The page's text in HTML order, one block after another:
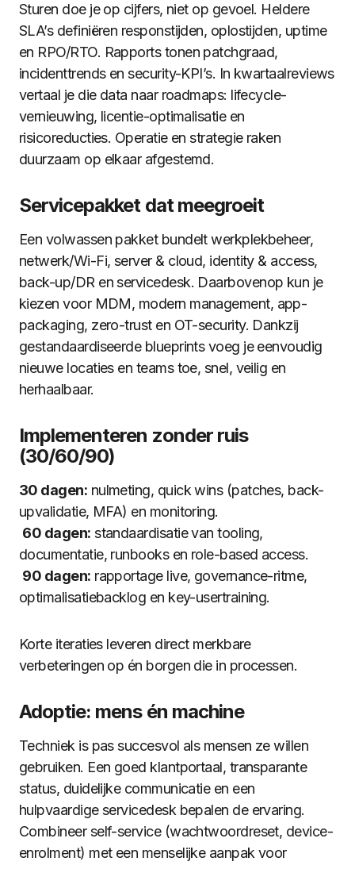
Sturen doe je op cijfers, niet op gevoel. Heldere
SLA’s definiëren responstijden, oplostijden, uptime
en RPO/RTO. Rapports tonen patchgraad,
incidenttrends en security-KPI’s. In kwartaalreviews
vertaal je die data naar roadmaps: lifecycle-
vernieuwing, licentie-optimalisatie en
risicoreducties. Operatie en strategie raken
duurzaam op elkaar afgestemd.
Servicepakket dat meegroeit
Een volwassen pakket bundelt werkplekbeheer,
netwerk/Wi-Fi, server & cloud, identity & access,
back-up/DR en servicedesk. Daarbovenop kun je
kiezen voor MDM, modern management, app-
packaging, zero-trust en OT-security. Dankzij
gestandaardiseerde blueprints voeg je eenvoudig
nieuwe locaties en teams toe, snel, veilig en
herhaalbaar.
Implementeren zonder ruis
(30/60/90)
30 dagen: nulmeting, quick wins (patches, back-
upvalidatie, MFA) en monitoring.
60 dagen: standaardisatie van tooling,
documentatie, runbooks en role-based access.
90 dagen: rapportage live, governance-ritme,
optimalisatiebacklog en key-usertraining.
Korte iteraties leveren direct merkbare
verbeteringen op én borgen die in processen.
Adoptie: mens én machine
Techniek is pas succesvol als mensen ze willen
gebruiken. Een goed klantportaal, transparante
status, duidelijke communicatie en een
hulpvaardige servicedesk bepalen de ervaring.
Combineer self-service (wachtwoordreset, device-
enrolment) met een menselijke aanpak voor